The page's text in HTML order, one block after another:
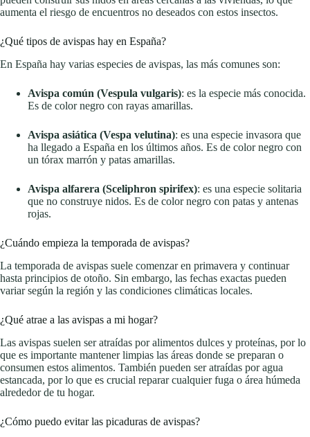
aumenta el riesgo de encuentros no deseados con estos insectos.
¿Qué tipos de avispas hay en España?
En España hay varias especies de avispas, las más comunes son:
Avispa común (Vespula vulgaris): es la especie más conocida.
Es de color negro con rayas amarillas.
Avispa asiática (Vespa velutina): es una especie invasora que
ha llegado a España en los últimos años. Es de color negro con
un tórax marrón y patas amarillas.
Avispa alfarera (Sceliphron spirifex): es una especie solitaria
que no construye nidos. Es de color negro con patas y antenas
rojas.
¿Cuándo empieza la temporada de avispas?
La temporada de avispas suele comenzar en primavera y continuar
hasta principios de otoño. Sin embargo, las fechas exactas pueden
variar según la región y las condiciones climáticas locales.
¿Qué atrae a las avispas a mi hogar?
Las avispas suelen ser atraídas por alimentos dulces y proteínas, por lo
que es importante mantener limpias las áreas donde se preparan o
consumen estos alimentos. También pueden ser atraídas por agua
estancada, por lo que es crucial reparar cualquier fuga o área húmeda
alrededor de tu hogar.
¿Cómo puedo evitar las picaduras de avispas?